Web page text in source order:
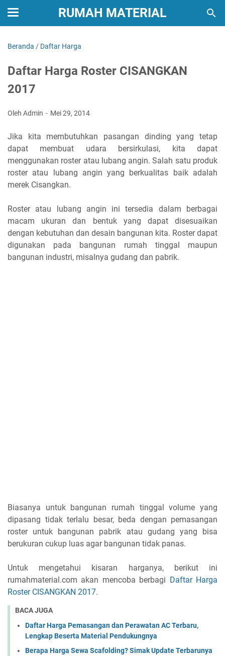
RUMAH MATERIAL
Beranda / Daftar Harga
Daftar Harga Roster CISANGKAN
2017
Oleh Admin Mei 29, 2014
Jika kita membutuhkan pasangan dinding yang tetap
dapat membuat udara bersirkulasi, kita dapat
menggunakan roster atau lubang angin. Salah satu produk
roster atau lubang angin yang berkualitas baik adalah
merek Cisangkan.
Roster atau lubang angin ini tersedia dalam berbagai
macam ukuran dan bentuk yang dapat disesuaikan
dengan kebutuhan dan desain bangunan kita. Roster dapat
digunakan pada bangunan rumah tinggal maupun
bangunan industri, misalnya gudang dan pabrik.
Biasanya untuk bangunan rumah tinggal volume yang
dipasang tidak terlalu besar, beda dengan pemasangan
roster untuk bangunan pabrik atau gudang yang bisa
berukuran cukup luas agar bangunan tidak panas.
Untuk mengetahui kisaran harganya, berikut ini
rumahmaterial.com akan mencoba berbagi Daftar Harga
Roster CISANGKAN 2017.
BACA JUGA
Daftar Harga Pemasangan dan Perawatan AC Terbaru,
Lengkap Beserta Material Pendukungnya
Berapa Harga Sewa Scafolding? Simak Update Terbarunya